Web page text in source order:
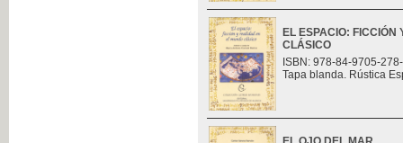
EL ESPACIO:
CLÁSICO
ISBN: 978-84-9705-
Tapa blanda. Rústica